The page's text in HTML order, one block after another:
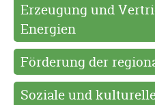
Erzeugung und
Energien
Förderung der
Soziale und